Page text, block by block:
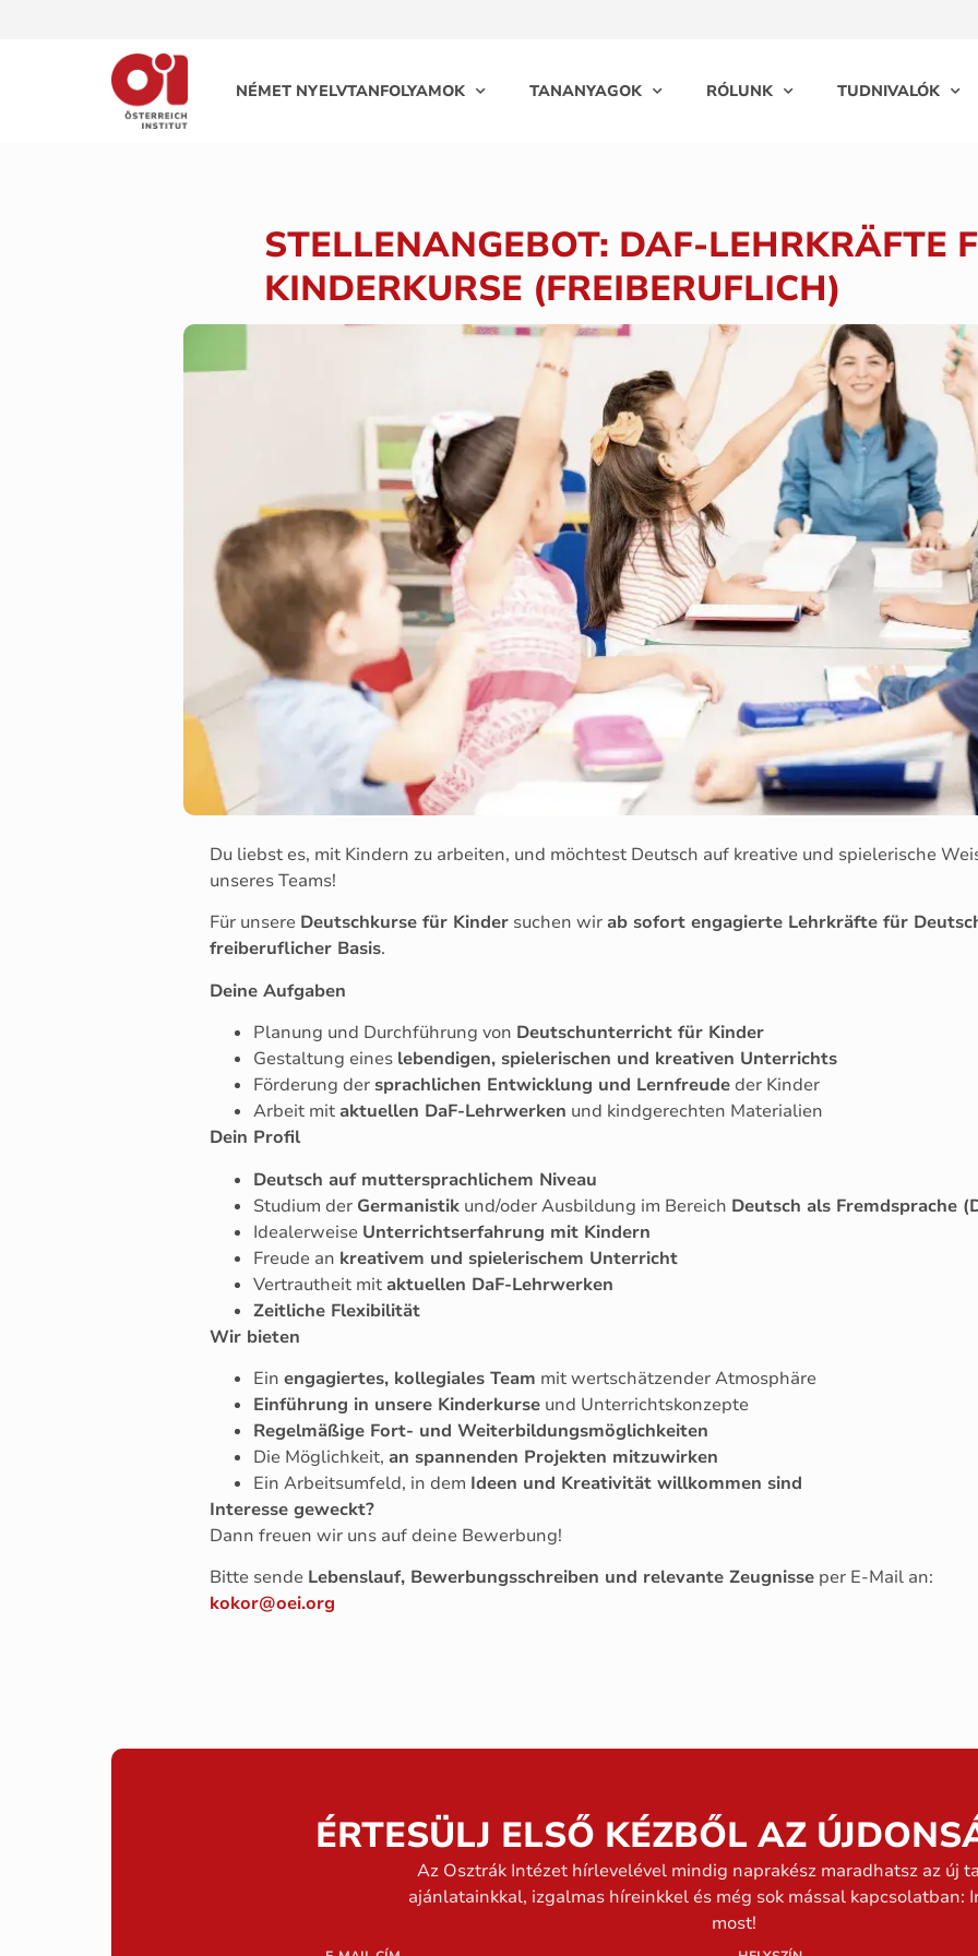
NÉMET NYELVTANFOLYAMOK TANANYAGOK RÓLUNK TUDNIVALÓK
STELLENANGEBOT: DAF-LEHRKRÄFTE
KINDERKURSE (FREIBERUFLICH)
Du liebst es, mit Kindern zu arbeiten, und möchtest Deutsch auf kreative und spielerische
unseres Teams!
Für unsere Deutschkurse für Kinder suchen wirab sofort engagierte Lehrkräfte für
freiberuflicher Basis.
Deine Aufgaben
Planung und Durchführung von Deutschunterricht für Kinder
Gestaltung eines lebendigen, spielerischen und kreativen Unterrichts
Förderung der sprachlichen Entwicklung und Lernfreude der Kinder
Arbeit mitaktuellen DaF-Lehrwerken und kindgerechten Materialien
Dein Profil
Deutsch auf muttersprachlichem Niveau
Studium der Germanistik und/oder Ausbildung im Bereich Deutsch als Fremdsprache
Idealerweise Unterrichtserfahrung mit Kindern
Freude an kreativem und spielerischem Unterricht
Vertrautheit mitaktuellen DaF-Lehrwerken
Zeitliche Flexibilität
Wir bieten
Ein engagiertes, kollegiales Team mit wertschätzender Atmosphäre
Einführung in unsere Kinderkurse und Unterrichtskonzepte
Regelmäßige Fort- und Weiterbildungsmöglichkeiten
Die Möglichkeit, an spannenden Projekten mitzuwirken
Ein Arbeitsumfeld, in dem Ideen und Kreativität willkommen sind
Interesse geweckt?
Dann freuen wir uns auf deine Bewerbung!
Bitte sende Lebenslauf, Bewerbungsschreiben und relevante Zeugnisse per E-Mail an:
kokor@oei.org
ÉRTESÜLJ ELSŐ KÉZBŐL AZ
Az Osztrák Intézet hírlevelével mindig naprakész maradhatsz az új
ajánlatainkkal, izgalmas híreinkkel és még sok mással kapcsolatban:
most!